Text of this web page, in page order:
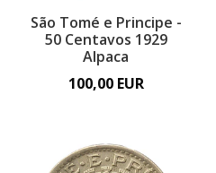
São Tomé e Principe -
50 Centavos 1929
Alpaca
100,00 EUR